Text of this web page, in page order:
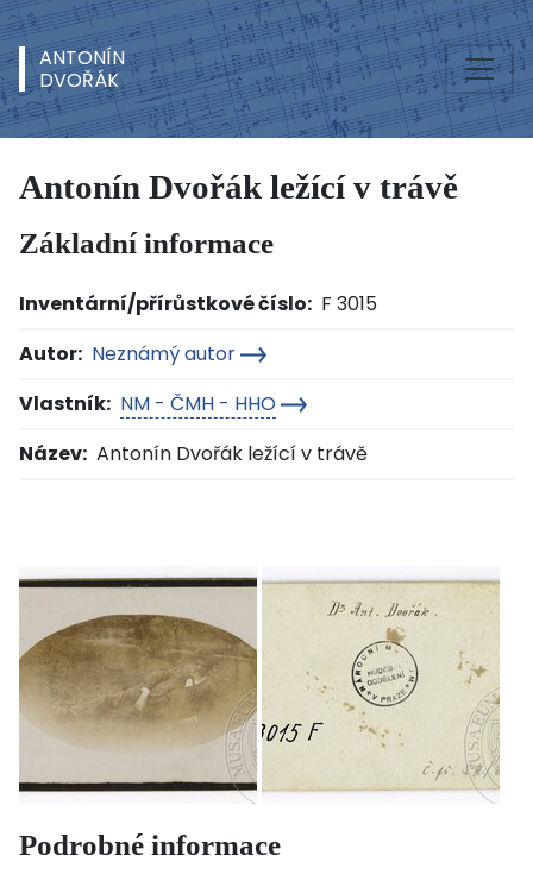
ANTONÍN
DVOŘÁK
Antonín Dvořák ležící v trávě
Základní informace
Inventární/přírůstkové číslo: F 3015
Autor: Neznámý autor
Vlastník: NM - ČMH - HHO
Název: Antonín Dvořák ležící v trávě
Podrobné informace